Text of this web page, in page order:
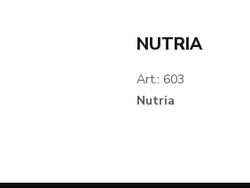
NUTRIA
Art.: 603
Nutria